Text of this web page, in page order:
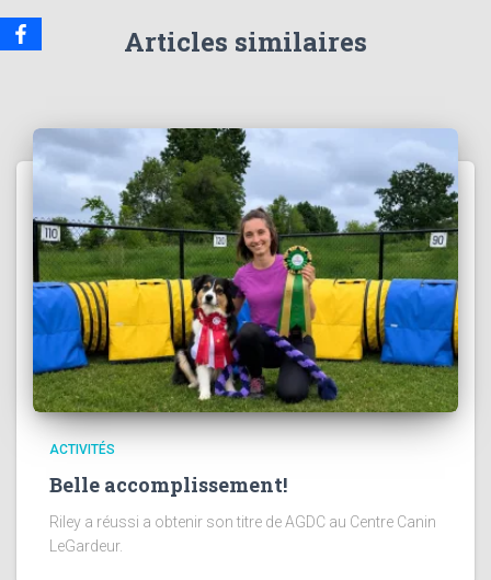
Articles similaires
ACTIVITÉS
Belle accomplissement!
Riley a réussi a obtenir son titre de AGDC au Centre Canin
LeGardeur.